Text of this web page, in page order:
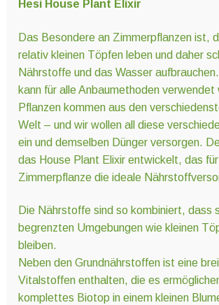
Hesi House Plant Elixir
Das Besondere an Zimmerpflanzen ist,
relativ kleinen Töpfen leben und daher
Nährstoffe und das Wasser
kann für alle Anbaumethoden verwendet
Pflanzen kommen aus den
Welt – und wir wollen all diese
ein und demselben Dünger versorgen.
das House Plant Elixir entwickelt, das
Zimmerpflanze die ideale
Die Nährstoffe sind so kombiniert, dass
begrenzten Umgebungen wie kleinen
bleiben.
Neben den Grundnährstoffen ist eine
Vitalstoffen enthalten, die es
komplettes Biotop in einem kleinen